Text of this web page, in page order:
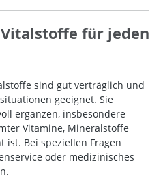
für jeden
sind gut verträglich und
geeignet. Sie
ergänzen, insbesondere
Vitamine, Mineralstoffe
ist. Bei speziellen Fragen
oder medizinisches